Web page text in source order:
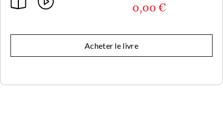
0,00 €
Acheter le livre